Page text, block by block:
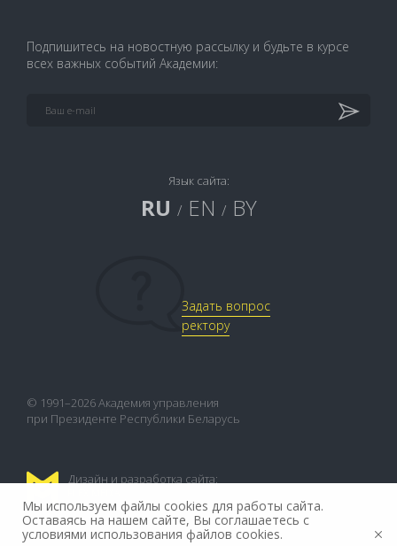
Подпишитесь на новостную рассылку и будьте в курсе
всех важных событий Академии:
Язык сайта:
RU / EN / BY
Задать вопрос
ректору
© 1991–2026 Академия управления
при Президенте Республики Беларусь
Дизайн и разработка сайта:
Мы используем файлы cookies для работы сайта.
Оставаясь на нашем сайте, Вы соглашаетесь с
условиями использования файлов cookies.